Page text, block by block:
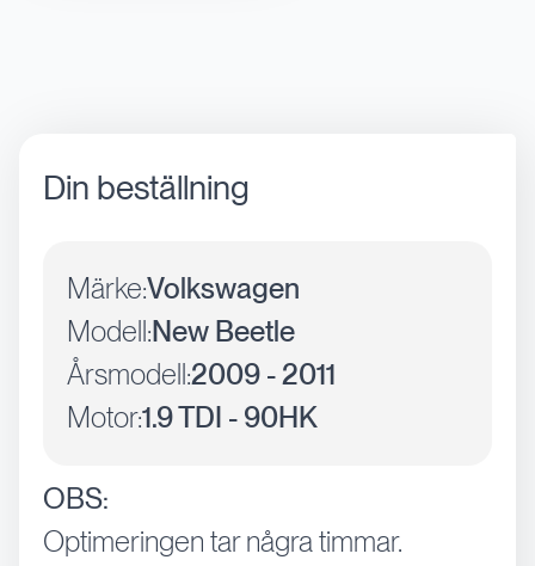
Din beställning
Märke:Volkswagen
Modell:New Beetle
Årsmodell:2009 - 2011
Motor:1.9 TDI - 90HK
OBS:
Optimeringen tar några timmar.